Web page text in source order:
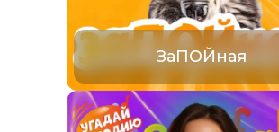
ЗаПОЙная